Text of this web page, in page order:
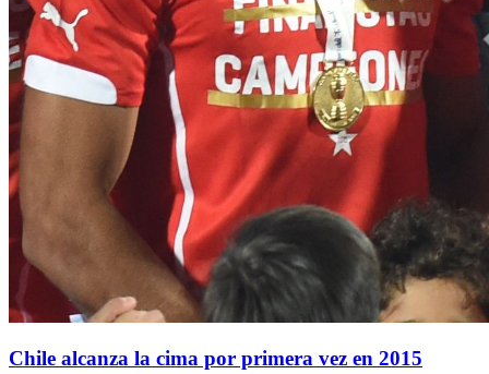
Chile alcanza la cima por primera vez en 2015